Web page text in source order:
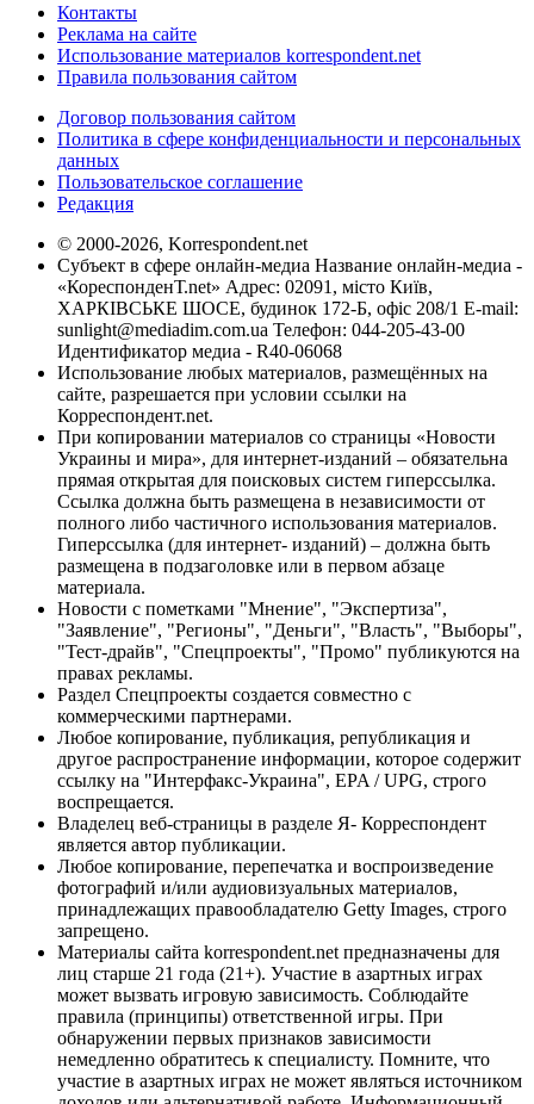
Контакты
Реклама на сайте
Использование материалов korrespondent.net
Правила пользования сайтом
Договор пользования сайтом
Политика в сфере конфиденциальности и персональных
данных
Пользовательское соглашение
Редакция
© 2000-2026, Korrespondent.net
Субъект в сфере онлайн-медиа Название онлайн-медиа -
«КореспонденТ.net» Адрес: 02091, місто Київ,
ХАРКІВСЬКЕ ШОСЕ, будинок 172-Б, офіс 208/1 E-mail:
sunlight@mediadim.com.ua Телефон: 044-205-43-00
Идентификатор медиа - R40-06068
Использование любых материалов, размещённых на
сайте, разрешается при условии ссылки на
Корреспондент.net.
При копировании материалов со страницы «Новости
Украины и мира», для интернет-изданий – обязательна
прямая открытая для поисковых систем гиперссылка.
Ссылка должна быть размещена в независимости от
полного либо частичного использования материалов.
Гиперссылка (для интернет- изданий) – должна быть
размещена в подзаголовке или в первом абзаце
материала.
Новости с пометками "Мнение", "Экспертиза",
"Заявление", "Регионы", "Деньги", "Власть", "Выборы",
"Тест-драйв", "Спецпроекты", "Промо" публикуются на
правах рекламы.
Раздел Спецпроекты создается совместно с
коммерческими партнерами.
Любое копирование, публикация, републикация и
другое распространение информации, которое содержит
ссылку на "Интерфакс-Украина", EPA / UPG, строго
воспрещается.
Владелец веб-страницы в разделе Я- Корреспондент
является автор публикации.
Любое копирование, перепечатка и воспроизведение
фотографий и/или аудиовизуальных материалов,
принадлежащих правообладателю Getty Images, строго
запрещено.
Материалы сайта korrespondent.net предназначены для
лиц старше 21 года (21+). Участие в азартных играх
может вызвать игровую зависимость. Соблюдайте
правила (принципы) ответственной игры. При
обнаружении первых признаков зависимости
немедленно обратитесь к специалисту. Помните, что
участие в азартных играх не может являться источником